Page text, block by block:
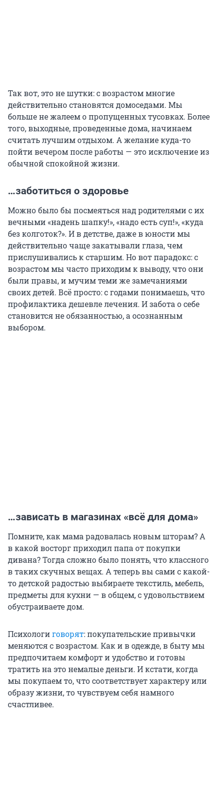
Так вот, это не шутки: с возрастом многие
действительно становятся домоседами. Мы
больше не жалеем о пропущенных тусовках. Более
того, выходные, проведенные дома, начинаем
считать лучшим отдыхом. А желание куда-то
пойти вечером после работы — это исключение из
обычной спокойной жизни.
…заботиться о здоровье
Можно было бы посмеяться над родителями с их
вечными «надень шапку!», «надо есть суп!», «куда
без колготок?». И в детстве, даже в юности мы
действительно чаще закатывали глаза, чем
прислушивались к старшим. Но вот парадокс: с
возрастом мы часто приходим к выводу, что они
были правы, и мучим теми же замечаниями
своих детей. Всё просто: с годами понимаешь, что
профилактика дешевле лечения. И забота о себе
становится не обязанностью, а осознанным
выбором.
…зависать в магазинах «всё для дома»
Помните, как мама радовалась новым шторам? А
в какой восторг приходил папа от покупки
дивана? Тогда сложно было понять, что классного
в таких скучных вещах. А теперь вы сами с какой-
то детской радостью выбираете текстиль, мебель,
предметы для кухни — в общем, с удовольствием
обустраиваете дом.
Психологиговорят: покупательские привычки
меняются с возрастом. Как и в одежде, в быту мы
предпочитаем комфорт и удобство и готовы
тратить на это немалые деньги. И кстати, когда
мы покупаем то, что соответствует характеру или
образу жизни, то чувствуем себя намного
счастливее.